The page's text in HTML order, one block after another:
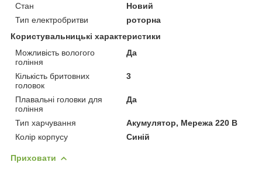
Стан
Новий
Тип електробритви
роторна
Користувальницькі характеристики
Можливість вологого
гоління
Да
Кількість бритовних
головок
3
Плавальні головки для
гоління
Да
Тип харчування
Акумулятор, Мережа 220 В
Колір корпусу
Синій
Приховати